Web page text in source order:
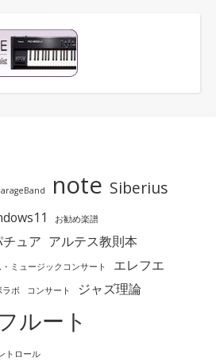
note Siberius
お勧め楽譜
チュア アルテス教則本
ミュージックコンサート エレフエ
ラボ コンサート ジャズ理論
ルート
トロール